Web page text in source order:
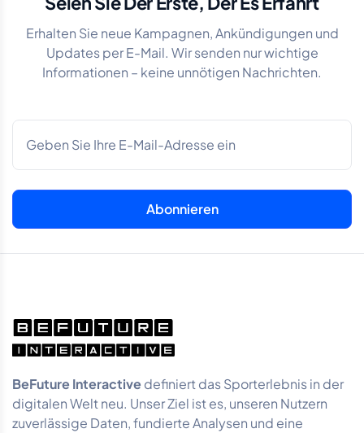
Erhalten Sie neue Kampagnen, Ankündigungen und
Updates per E-Mail. Wir senden nur wichtige
Informationen – keine unnötigen Nachrichten.
BeFuture Interactivedefiniert das Sporterlebnis in der
digitalen Welt neu. Unser Ziel ist es, unseren Nutzern
zuverlässige Daten, fundierte Analysen und eine